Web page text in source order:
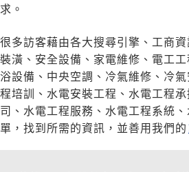
求。
很多訪客藉由各大搜尋引擎、工商資
裝潢、安全設備、家電維修、電工
浴設備、中央空調、冷氣維修、冷
程培訓、水電安裝工程、水電工程
司、水電工程服務、水電工程系統
單，找到所需的資訊，並善用我們的